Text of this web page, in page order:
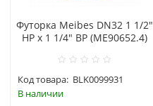
Футорка Meibes DN32 1 1/2"
HP x 1 1/4" BP (МЕ90652.4)
Код товара: BLK0099931
В наличии